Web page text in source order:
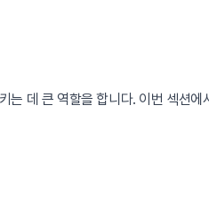
데 큰 역할을 합니다. 이번 섹션에